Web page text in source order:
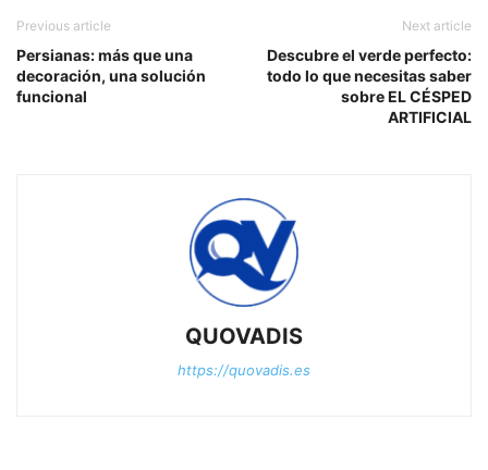
Previous article
Persianas: más que una
decoración, una solución
funcional
Next article
Descubre el verde perfecto:
todo lo que necesitas saber
sobre EL CÉSPED
ARTIFICIAL
QUOVADIS
https://quovadis.es